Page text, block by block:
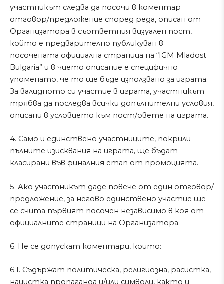
участникът следва да посочи в коментар
отговор/предложение според реда, описан от
Организатора в съответния визуален пост,
който е предварително публикуван в
посочената официална страница на “IGM Mladost
Bulgaria” и в чието описание е специфично
упоменато, че тo ще бъде използванo за играта.
За валидното си участие в играта, участникът
трябва да последва всички допълнителни условия,
описани в условието към пост/овете на играта.
4. Само и единствено участниците, покрили
пълните изисквания на играта, ще бъдат
класирани във финалния етап от промоцията.
5. Ако участникът даде повече от един отговор/
предложение, за негово единствено участие ще
се счита първият посочен независимо в коя от
официалните страници на Организатора.
6. Не се допускат коментари, които:
6.1. Съдържат политическа, религиозна, расистка,
нацистка пропаганда и/или символи, както и